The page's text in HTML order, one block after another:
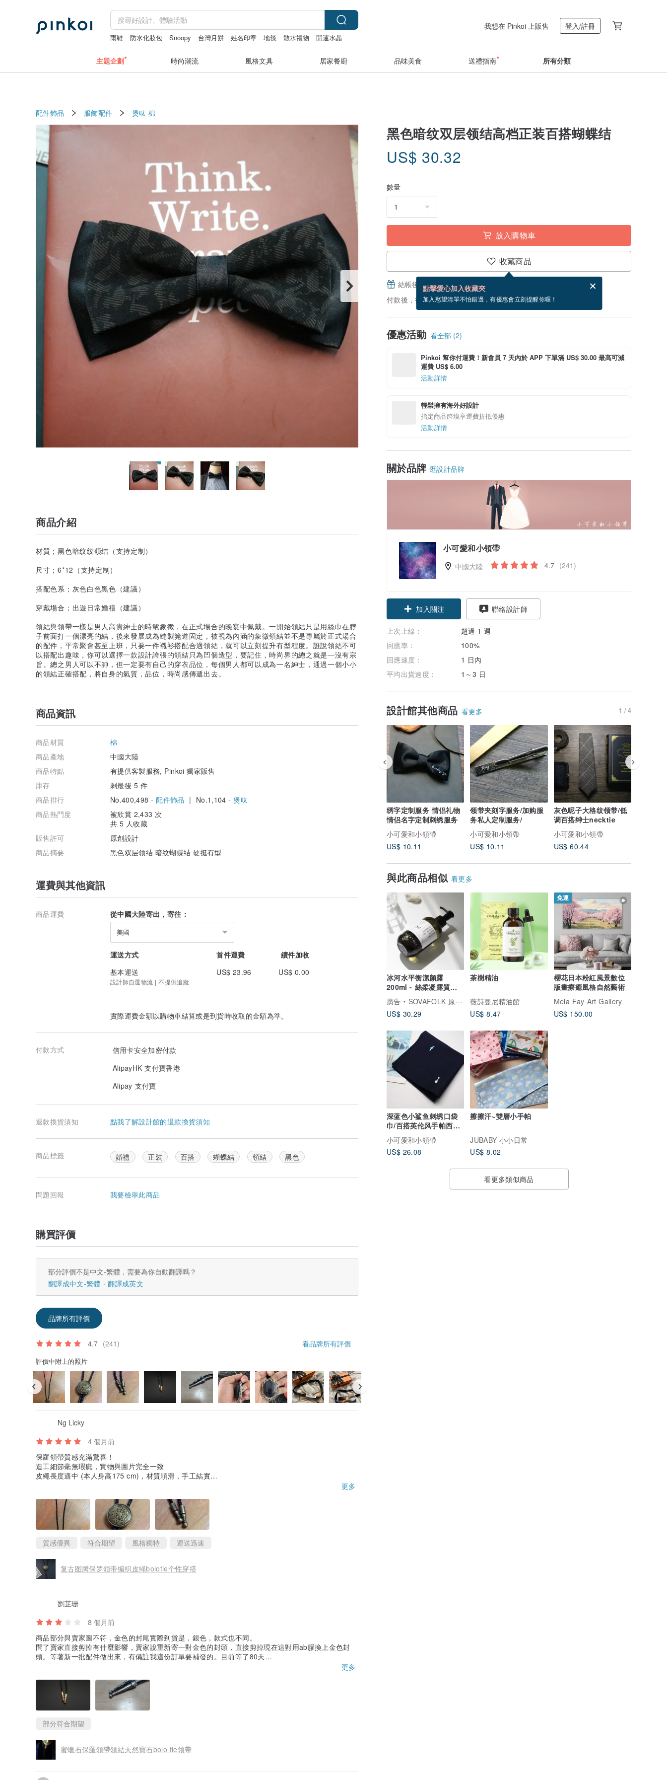
雨鞋 防水化妝包 Snoopy 台灣月餅 姓名印章 地毯 散水禮物 開運水晶
我想在 Pinkoi 上販售 登入/註冊
主題企劃 時尚潮流 風格文具 居家餐廚 品味美食 送禮指南 所有分類
配件飾品 服飾配件 煲呔 棉
黑色暗纹双层领结高档正装百搭蝴蝶结
US$ 30.32
數量
放入購物車
收藏商品
點擊愛心加入收藏夾
加入慾望清單不怕錯過，有優惠會立刻提醒你喔！
結帳後填寫並分享，免費幫你寄送電子賀卡。
電子賀卡是什麼？
付款後，從備貨到寄出商品為 3 個工作天。（不包含假日）
優惠活動 看全部 (2)
Pinkoi 幫你付運費！新會員 7 天內於 APP 下單滿 US$ 30.00 最高可減
運費 US$ 6.00
活動詳情
輕鬆擁有海外好設計
指定商品跨境享運費折抵優惠
活動詳情
關於品牌 逛設計品牌
小可愛和小領帶
中國大陸 4.7 (241)
加入關注 聯絡設計師
上次上線：
超過 1 週
回應率：
100%
回應速度：
1 日內
平均出貨速度：
1～3 日
設計館其他商品 看更多 1 / 4
绣字定制服务 情侣礼物
情侣名字定制刺绣服务
小可愛和小領帶
US$ 10.11
领带夹刻字服务/加购服
务私人定制服务/
小可愛和小領帶
US$ 10.11
灰色呢子大格纹领带/低
调百搭绅士necktie
小可愛和小領帶
US$ 60.44
與此商品相似 看更多
冰河水平衡潔顏露
200ml - 絲柔凝露質地
溫和洗淨 洗後超保濕
廣告
SOVAFOLK 原始系保養
US$ 30.29
茶樹精油
薇詩曼尼精油館
US$ 8.47
免運
櫻花日本粉紅風景數位
版畫療癒風格自然藝術
Mela Fay Art Gallery
US$ 150.00
深蓝色小鲨鱼刺绣口袋
巾/百搭英伦风手帕西装
利器
小可愛和小領帶
US$ 26.08
擦擦汗~雙層小手帕
JUBABY 小小日常
US$ 8.02
看更多類似商品
商品介紹
材質；黑色暗纹纹领结（支持定制）
尺寸；6*12（支持定制）
搭配色系；灰色白色黑色（建議）
穿戴場合；出遊日常婚禮（建議）
領結與領帶一樣是男人高貴紳士的時髦象徵，在正式場合的晚宴中佩戴。一開始領結只是用絲巾在脖
子前面打一個漂亮的結，後來發展成為縫製筦道固定，被視為內涵的象徵領結並不是專屬於正式場合
的配件，平常聚會甚至上班，只要一件襯衫搭配合適領結，就可以立刻提升有型程度。誰說領結不可
以搭配出趣味，你可以選擇一款設計誇張的領結只為凹個造型，要記住，時尚界的總之就是—沒有宗
旨。總之男人可以不帥，但一定要有自己的穿衣品位，每個男人都可以成為一名紳士，通過一個小小
的領結正確搭配，將自身的氣質，品位，時尚感傳遞出去。
商品資訊
商品材質
棉
商品產地
中國大陸
商品特點
有提供客製服務, Pinkoi 獨家販售
庫存
剩最後 5 件
商品排行
No.400,498 -配件飾品 | No.1,104 -煲呔
商品熱門度
被欣賞 2,433 次
共 5 人收藏
販售許可
原創設計
商品摘要
黑色双层领结 暗纹蝴蝶结 硬挺有型
運費與其他資訊
商品運費 從中國大陸寄出，寄往：
美國
運送方式 首件運費
續件加收
基本運送
US$ 23.96 US$ 0.00
設計師自選物流 | 不提供追蹤
實際運費金額以購物車結算或是到貨時收取的金額為準。
付款方式
信用卡安全加密付款
AlipayHK 支付寶香港
Alipay 支付寶
退款換貨須知 點我了解設計館的退款換貨須知
商品標籤 婚禮 正裝 百搭 蝴蝶結 領結 黑色
問題回報 我要檢舉此商品
購買評價
部分評價不是中文-繁體，需要為你自動翻譯嗎？
翻譯成中文-繁體
翻譯成英文
品牌所有評價
4.7 (241) 看品牌所有評價
評價中附上的照片
Ng Licky
4 個月前
保羅領帶質感充滿驚喜！
造工細節毫無瑕疵，實物與圖片完全一致
皮繩長度適中 (本人身高175 cm)，材質順滑，手工結實
包裝盒即有格調又硬淨，送禮自用兩皆宜
以人手製作商品來說，出貨速度相當快
店主回覆迅速且有禮，值得一再惠顧
總體來說消費體驗非常良好，無論對商品或服務均十分滿意，誠心推薦👍🏻
更多
質感優異 符合期望 風格獨特 運送迅速
复古图腾保罗领带编织皮绳bolotie个性穿搭
劉芷珊
8 個月前
商品部分與賣家圖不符，金色的封尾實際到貨是，銀色，款式也不同。
問了賣家直接剪掉有什麼影響，賣家說重新寄一對金色的封頭，直接剪掉現在這對用ab膠換上金色封
頭。等著新一批配件做出來，有備註我這份訂單要補發的。目前等了80天
更多
部分符合期望
蜜蠟石保羅領帶領結天然寶石bolo tie領帶